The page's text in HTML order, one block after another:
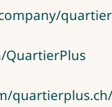
QuartierPlus
quartierplus.ch/